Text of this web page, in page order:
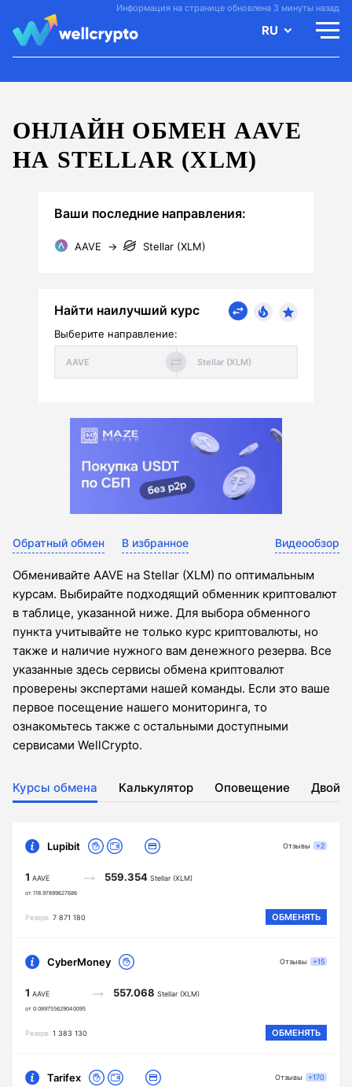
Информация на странице обновлена 3 минуты назад
RU
ОНЛАЙН ОБМЕН AAVE
НА STELLAR (XLM)
Ваши последние направления:
AAVE → Stellar (XLM)
Найти наилучший курс
Выберите направление:
Обратный обмен В избранное Видеообзор
Обменивайте AAVE на Stellar (XLM) по оптимальным
курсам. Выбирайте подходящий обменник криптовалют
в таблице, указанной ниже. Для выбора обменного
пункта учитывайте не только курс криптовалюты, но
также и наличие нужного вам денежного резерва. Все
указанные здесь сервисы обмена криптовалют
проверены экспертами нашей команды. Если это ваше
первое посещение нашего мониторинга, то
ознакомьтесь также с остальными доступными
сервисами WellCrypto.
Курсы обмена Калькулятор Оповещение
Lupibit
1 AAVE
от 118.97899627686
559.354 Stellar (XLM)
Резерв 7 871 180 ОБМЕНЯТЬ
Отзывы +2
CyberMoney
1 AAVE
от 0.089755629040095
557.068 Stellar (XLM)
Резерв 1 383 130 ОБМЕНЯТЬ
Отзывы +15
Tarifex Отзывы +170